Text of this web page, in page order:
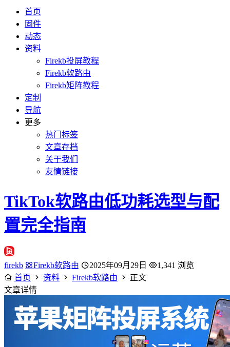
首页
固件
动态
资料
Firekb投屏教程
Firekb软路由
Firekb矩阵教程
定制
导航
更多
热门标签
文章存档
关于我们
友情链接
TikTok软路由低功耗选型与配
置完全指南
firekb Firekb软路由 2025年09月29日
1,341 浏览
首页
资料 Firekb软路由
正文
文章详情